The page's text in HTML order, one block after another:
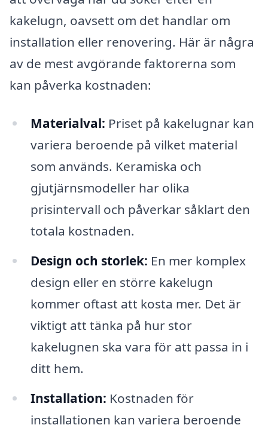
kakelugn, oavsett om det handlar om
installation eller renovering. Här är några
av de mest avgörande faktorerna som
kan påverka kostnaden:
Materialval: Priset på kakelugnar kan
variera beroende på vilket material
som används. Keramiska och
gjutjärnsmodeller har olika
prisintervall och påverkar såklart den
totala kostnaden.
Design och storlek: En mer komplex
design eller en större kakelugn
kommer oftast att kosta mer. Det är
viktigt att tänka på hur stor
kakelugnen ska vara för att passa in i
ditt hem.
Installation: Kostnaden för
installationen kan variera beroende